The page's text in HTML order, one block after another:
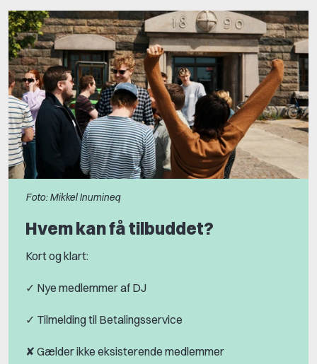
Foto: Mikkel Inumineq
Hvem kan få tilbuddet?
Kort og klart:
✓ Nye medlemmer af DJ
✓ Tilmelding til Betalingsservice
✘ Gælder ikke eksisterende medlemmer